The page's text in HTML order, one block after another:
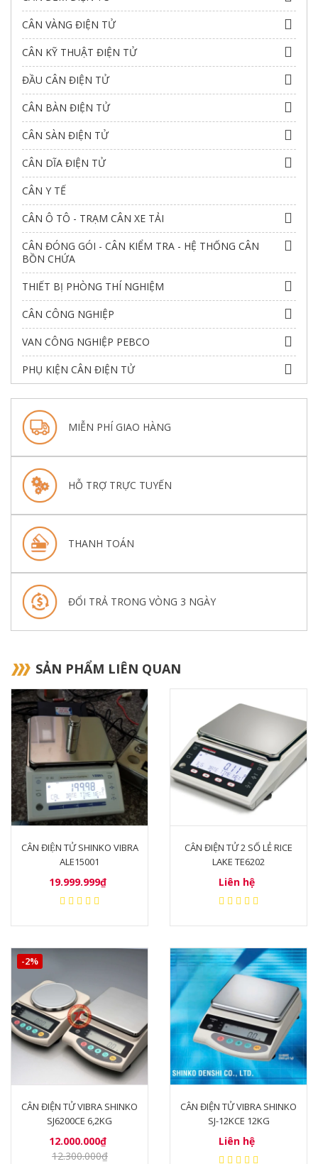
CÂN VÀNG ĐIỆN TỬ
CÂN KỸ THUẬT ĐIỆN TỬ
ĐẦU CÂN ĐIỆN TỬ
CÂN BÀN ĐIỆN TỬ
CÂN SÀN ĐIỆN TỬ
CÂN DĨA ĐIỆN TỬ
CÂN Y TẾ
CÂN Ô TÔ - TRẠM CÂN XE TẢI
CÂN ĐÓNG GÓI - CÂN KIỂM TRA - HỆ THỐNG CÂN
BỒN CHỨA
THIẾT BỊ PHÒNG THÍ NGHIỆM
CÂN CÔNG NGHIỆP
VAN CÔNG NGHIỆP PEBCO
PHỤ KIỆN CÂN ĐIỆN TỬ
MIỄN PHÍ GIAO HÀNG
HỖ TRỢ TRỰC TUYẾN
THANH TOÁN
ĐỔI TRẢ TRONG VÒNG 3 NGÀY
SẢN PHẨM LIÊN QUAN
CÂN ĐIỆN TỬ SHINKO VIBRA
ALE15001
19.999.999₫
CÂN ĐIỆN TỬ 2 SỐ LẺ RICE
LAKE TE6202
Liên hệ
-2%
CÂN ĐIỆN TỬ VIBRA SHINKO
SJ6200CE 6,2KG
12.000.000₫
12.300.000₫
CÂN ĐIỆN TỬ VIBRA SHINKO
SJ-12KCE 12KG
Liên hệ